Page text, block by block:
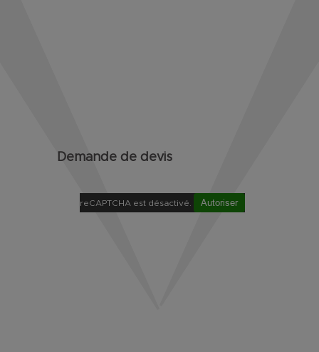
Demande de devis
reCAPTCHA est désactivé. Autoriser